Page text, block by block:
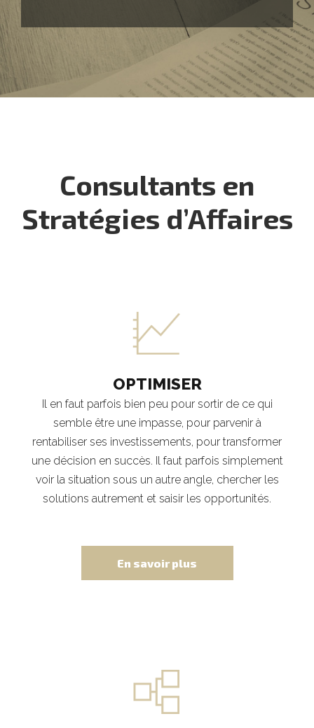
Consultants en
Stratégies d’Affaires
OPTIMISER
Il en faut parfois bien peu pour sortir de ce qui
semble être une impasse, pour parvenir à
rentabiliser ses investissements, pour transformer
une décision en succès. Il faut parfois simplement
voir la situation sous un autre angle, chercher les
solutions autrement et saisir les opportunités.
En savoir plus